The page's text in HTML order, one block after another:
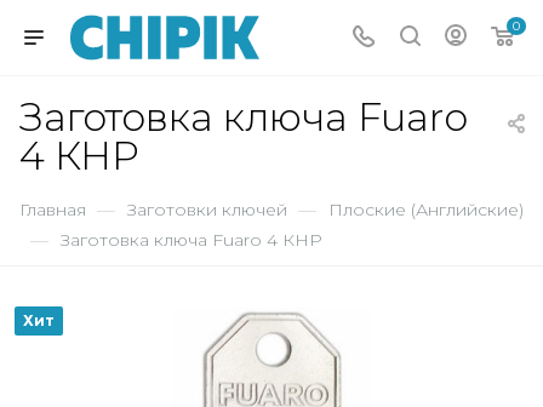
0
Заготовка ключа Fuaro
4 КНР
Главная — Заготовки ключей — Плоские (Английские)
— Заготовка ключа Fuaro 4 КНР
Хит